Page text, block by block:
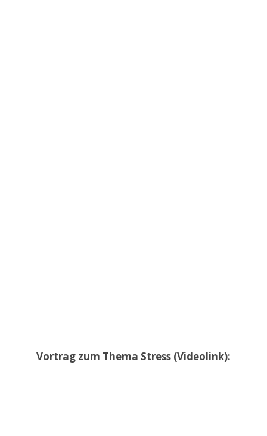
Vortrag zum Thema Stress (Videolink):